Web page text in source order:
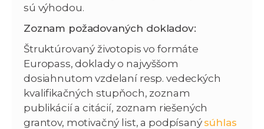
sú výhodou.
Zoznam požadovaných dokladov:
Štruktúrovaný životopis vo formáte
Europass, doklady o najvyššom
dosiahnutom vzdelaní resp. vedeckých
kvalifikačných stupňoch, zoznam
publikácií a citácií, zoznam riešených
grantov, motivačný list, a podpísaný súhlas